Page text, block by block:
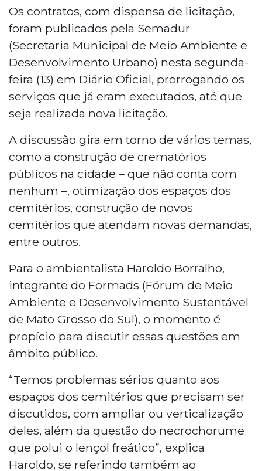
Os contratos, com dispensa de licitação,
foram publicados pela Semadur
(Secretaria Municipal de Meio Ambiente e
Desenvolvimento Urbano) nesta segunda-
feira (13) em Diário Oficial, prorrogando os
serviços que já eram executados, até que
seja realizada nova licitação.
A discussão gira em torno de vários temas,
como a construção de crematórios
públicos na cidade – que não conta com
nenhum –, otimização dos espaços dos
cemitérios, construção de novos
cemitérios que atendam novas demandas,
entre outros.
Para o ambientalista Haroldo Borralho,
integrante do Formads (Fórum de Meio
Ambiente e Desenvolvimento Sustentável
de Mato Grosso do Sul), o momento é
propício para discutir essas questões em
âmbito público.
“Temos problemas sérios quanto aos
espaços dos cemitérios que precisam ser
discutidos, com ampliar ou verticalização
deles, além da questão do necrochorume
que polui o lençol freático”, explica
Haroldo, se referindo também ao